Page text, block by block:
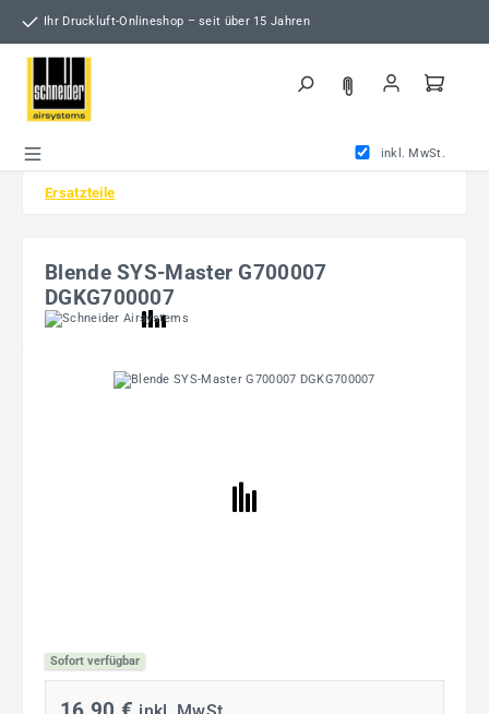
Zum Hauptinhalt springen
Ihr Druckluft-Onlineshop – seit über 15 Jahren
inkl. MwSt.
Ersatzteile
Blende SYS-Master G700007
DGKG700007
Bildergalerie überspringen
Sofort verfügbar